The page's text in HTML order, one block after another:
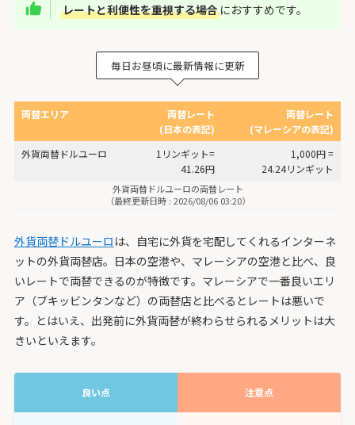
レートと利便性を重視する場合におすすめです。
毎日お昼頃に最新情報に更新
両替エリア
両替レート
(日本の表記)
両替レート
(マレーシアの表記)
外貨両替ドルユーロ
1リンギット=
41.26円
1,000円 =
24.24リンギット
外貨両替ドルユーロの両替レート
（最終更新日時 : 2026/08/06 03:20）
外貨両替ドルユーロ は、自宅に外貨を宅配してくれるインターネ
ットの外貨両替店。日本の空港や、マレーシアの空港と比べ、良
いレートで両替できるのが特徴です。マレーシアで一番良いエリ
ア（ブキッビンタンなど）の両替店と比べるとレートは悪いで
す。とはいえ、出発前に外貨両替が終わらせられるメリットは大
きいといえます。
良い点 注意点